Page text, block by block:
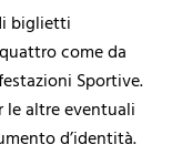
biglietti
come da
Sportive.
le altre eventuali
d’identità.